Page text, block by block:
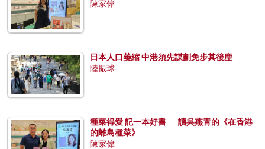
陳家偉
日本人口萎縮 中港須先謀劃免步其後塵
陸振球
種菜得愛 記一本好書──讀吳燕青的《在香港
的離島種菜》
陳家偉